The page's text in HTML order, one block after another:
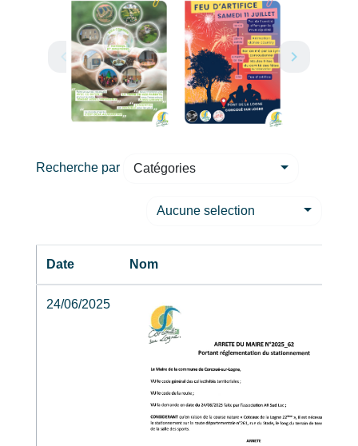
Recherche par Catégories
Aucune selection
Date Nom
24/06/2025